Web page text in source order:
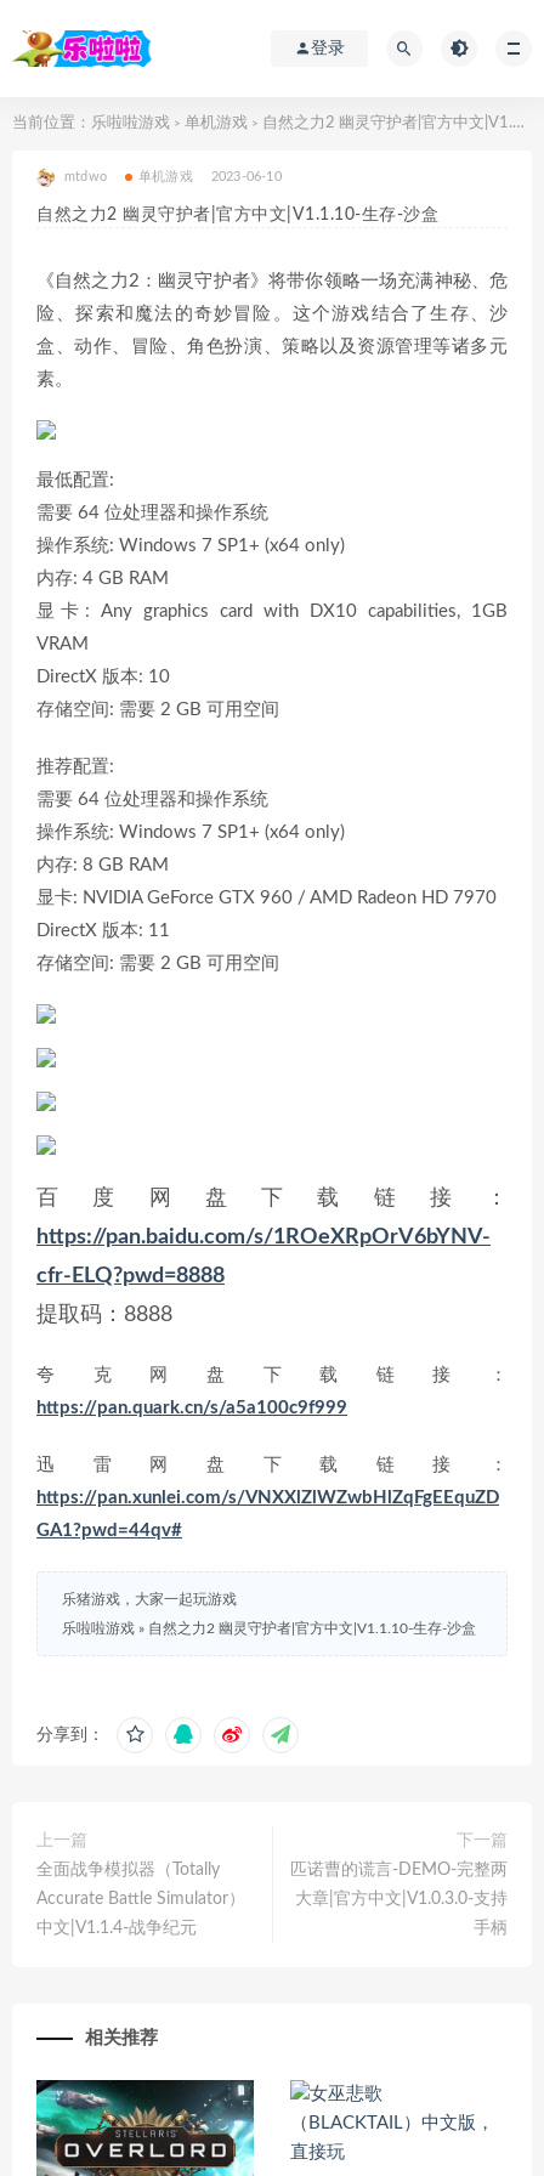
登录
当前位置： 乐啦啦游戏 > 单机游戏 > 自然之力2 幽灵守护者|官方中文|V1.1.10-生存-沙盒
mtdwo 单机游戏 2023-06-10
自然之力2 幽灵守护者|官方中文|V1.1.10-生存-沙盒
《自然之力2：幽灵守护者》将带你领略一场充满神秘、危
险、探索和魔法的奇妙冒险。这个游戏结合了生存、沙
盒、动作、冒险、角色扮演、策略以及资源管理等诸多元
素。
最低配置:
需要 64 位处理器和操作系统
操作系统: Windows 7 SP1+ (x64 only)
内存: 4 GB RAM
显卡: Any graphics card with DX10 capabilities, 1GB
VRAM
DirectX 版本: 10
存储空间: 需要 2 GB 可用空间
推荐配置:
需要 64 位处理器和操作系统
操作系统: Windows 7 SP1+ (x64 only)
内存: 8 GB RAM
显卡: NVIDIA GeForce GTX 960 / AMD Radeon HD 7970
DirectX 版本: 11
存储空间: 需要 2 GB 可用空间
百度网盘下载链接：
https://pan.baidu.com/s/1ROeXRpOrV6bYNV-
cfr-ELQ?pwd=8888
提取码：8888
夸克网盘下载链接：
https://pan.quark.cn/s/a5a100c9f999
迅雷网盘下载链接：
https://pan.xunlei.com/s/VNXXlZlWZwbHlZqFgEEquZD
GA1?pwd=44qv#
乐猪游戏，大家一起玩游戏
乐啦啦游戏 » 自然之力2 幽灵守护者|官方中文|V1.1.10-生存-沙盒
分享到：
上一篇
全面战争模拟器（Totally
Accurate Battle Simulator）
中文|V1.1.4-战争纪元
下一篇
匹诺曹的谎言-DEMO-完整两
大章|官方中文|V1.0.3.0-支持
手柄
相关推荐